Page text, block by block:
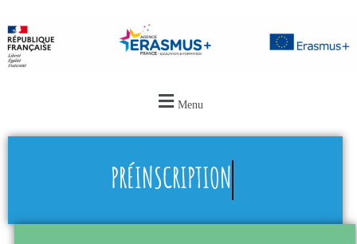
Menu
PRÉINSCRIPTION